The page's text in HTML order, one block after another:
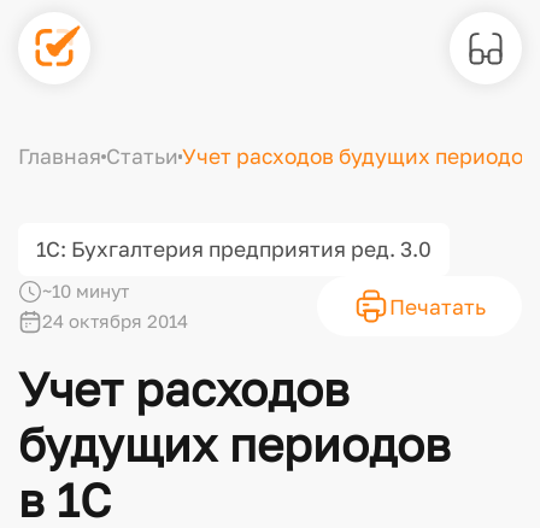
Главная Статьи Учет расходов будущих периодов
1С: Бухгалтерия предприятия ред. 3.0
~10 минут
24 октября 2014
Печатать
Учет расходов
будущих периодов
в 1С